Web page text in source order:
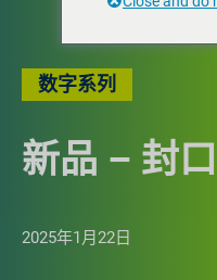
数字系列
新品 – 封
2025年1月22日